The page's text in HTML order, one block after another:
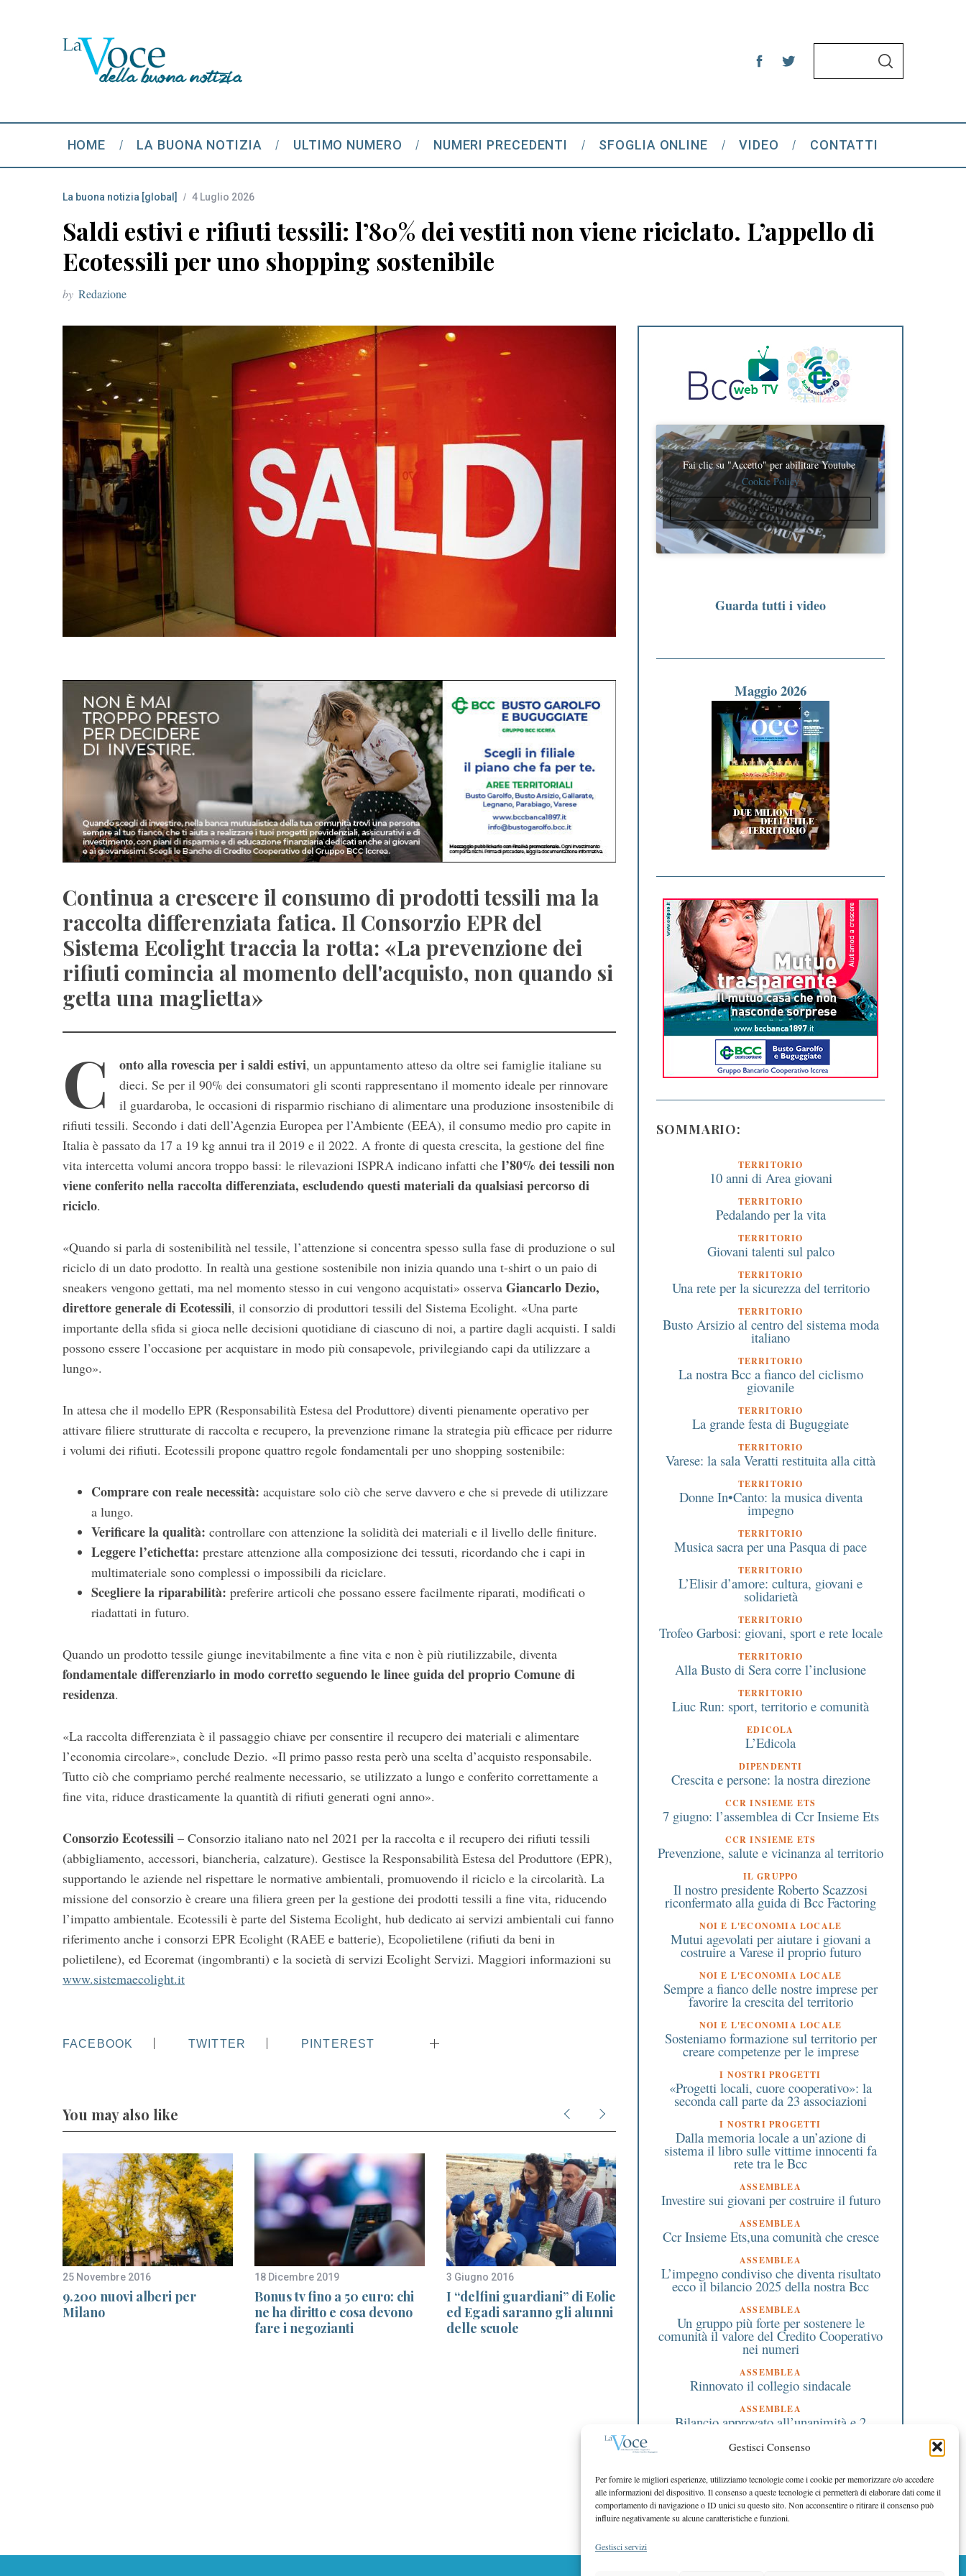
Gestisci Consenso
Per fornire le migliori esperienze, utilizziamo tecnologie come i cookie per memorizzare e/o accedere
alle informazioni del dispositivo. Il consenso a queste tecnologie ci permetterà di elaborare dati come il
comportamento di navigazione o ID unici su questo sito. Non acconsentire o ritirare il consenso può
influire negativamente su alcune caratteristiche e funzioni.
Gestisci servizi
h
f
:
S
HOME LA BUONA NOTIZIA ULTIMO NUMERO NUMERI PRECEDENTI SFOGLIA ONLINE VIDEO CONTATTI
La buona notizia [global] 4 Luglio 2026
Saldi estivi e rifiuti tessili: l’80% dei vestiti non viene riciclato. L’appello di
Ecotessili per uno shopping sostenibile
by Redazione
Continua a crescere il consumo di prodotti tessili ma la
raccolta differenziata fatica. Il Consorzio EPR del
Sistema Ecolight traccia la rotta: «La prevenzione dei
rifiuti comincia al momento dell'acquisto, non quando si
getta una maglietta»
C onto alla rovescia per i saldi estivi, un appuntamento atteso da oltre sei famiglie italiane su
dieci. Se per il 90% dei consumatori gli sconti rappresentano il momento ideale per rinnovare
il guardaroba, le occasioni di risparmio rischiano di alimentare una produzione insostenibile di
rifiuti tessili. Secondo i dati dell’Agenzia Europea per l’Ambiente (EEA), il consumo medio pro capite in
Italia è passato da 17 a 19 kg annui tra il 2019 e il 2022. A fronte di questa crescita, la gestione del fine
vita intercetta volumi ancora troppo bassi: le rilevazioni ISPRA indicano infatti che l’80% dei tessili non
viene conferito nella raccolta differenziata, escludendo questi materiali da qualsiasi percorso di
riciclo.
«Quando si parla di sostenibilità nel tessile, l’attenzione si concentra spesso sulla fase di produzione o sul
riciclo di un dato prodotto. In realtà una gestione sostenibile non inizia quando una t-shirt o un paio di
sneakers vengono gettati, ma nel momento stesso in cui vengono acquistati» osserva Giancarlo Dezio,
direttore generale di Ecotessili, il consorzio di produttori tessili del Sistema Ecolight. «Una parte
importante della sfida si gioca nelle decisioni quotidiane di ciascuno di noi, a partire dagli acquisti. I saldi
possono essere l’occasione per acquistare in modo più consapevole, privilegiando capi da utilizzare a
lungo».
In attesa che il modello EPR (Responsabilità Estesa del Produttore) diventi pienamente operativo per
attivare filiere strutturate di raccolta e recupero, la prevenzione rimane la strategia più efficace per ridurre
i volumi dei rifiuti. Ecotessili propone quattro regole fondamentali per uno shopping sostenibile:
Comprare con reale necessità: acquistare solo ciò che serve davvero e che si prevede di utilizzare
a lungo.
Verificare la qualità: controllare con attenzione la solidità dei materiali e il livello delle finiture.
Leggere l’etichetta: prestare attenzione alla composizione dei tessuti, ricordando che i capi in
multimateriale sono complessi o impossibili da riciclare.
Scegliere la riparabilità: preferire articoli che possano essere facilmente riparati, modificati o
riadattati in futuro.
Quando un prodotto tessile giunge inevitabilmente a fine vita e non è più riutilizzabile, diventa
fondamentale differenziarlo in modo corretto seguendo le linee guida del proprio Comune di
residenza.
«La raccolta differenziata è il passaggio chiave per consentire il recupero dei materiali e alimentare
l’economia circolare», conclude Dezio. «Il primo passo resta però una scelta d’acquisto responsabile.
Tutto ciò che compriamo perché realmente necessario, se utilizzato a lungo e conferito correttamente a
fine vita, riduce drasticamente la quantità di rifiuti generati ogni anno».
Consorzio Ecotessili – Consorzio italiano nato nel 2021 per la raccolta e il recupero dei rifiuti tessili
(abbigliamento, accessori, biancheria, calzature). Gestisce la Responsabilità Estesa del Produttore (EPR),
supportando le aziende nel rispettare le normative ambientali, promuovendo il riciclo e la circolarità. La
missione del consorzio è creare una filiera green per la gestione dei prodotti tessili a fine vita, riducendo
l’impatto ambientale. Ecotessili è parte del Sistema Ecolight, hub dedicato ai servizi ambientali cui fanno
riferimento anche i consorzi EPR Ecolight (RAEE e batterie), Ecopolietilene (rifiuti da beni in
polietilene), ed Ecoremat (ingombranti) e la società di servizi Ecolight Servizi. Maggiori informazioni su
www.sistemaecolight.it
FACEBOOK TWITTER PINTEREST
You may also like
25 Novembre 2016
9.200 nuovi alberi per
Milano
18 Dicembre 2019
Bonus tv fino a 50 euro: chi
ne ha diritto e cosa devono
fare i negozianti
3 Giugno 2016
I “delfini guardiani” di Eolie
ed Egadi saranno gli alunni
delle scuole
21 Ottobre 2024
Dalla Bcc di Busto Garolfo e
Buguggiate 10mila pasti
alla Casa della Carità
12 Marzo 2026
Registratori di cassa e
Fai clic su "Accetto" per abilitare Youtube
Cookie Policy
ACCETTO
Guarda tutti i video
Maggio 2026
SOMMARIO:
TERRITORIO
10 anni di Area giovani
TERRITORIO
Pedalando per la vita
TERRITORIO
Giovani talenti sul palco
TERRITORIO
Una rete per la sicurezza del territorio
TERRITORIO
Busto Arsizio al centro del sistema moda
italiano
TERRITORIO
La nostra Bcc a fianco del ciclismo
giovanile
TERRITORIO
La grande festa di Buguggiate
TERRITORIO
Varese: la sala Veratti restituita alla città
TERRITORIO
Donne In•Canto: la musica diventa
impegno
TERRITORIO
Musica sacra per una Pasqua di pace
TERRITORIO
L’Elisir d’amore: cultura, giovani e
solidarietà
TERRITORIO
Trofeo Garbosi: giovani, sport e rete locale
TERRITORIO
Alla Busto di Sera corre l’inclusione
TERRITORIO
Liuc Run: sport, territorio e comunità
EDICOLA
L’Edicola
DIPENDENTI
Crescita e persone: la nostra direzione
CCR INSIEME ETS
7 giugno: l’assemblea di Ccr Insieme Ets
CCR INSIEME ETS
Prevenzione, salute e vicinanza al territorio
IL GRUPPO
Il nostro presidente Roberto Scazzosi
riconfermato alla guida di Bcc Factoring
NOI E L'ECONOMIA LOCALE
Mutui agevolati per aiutare i giovani a
costruire a Varese il proprio futuro
NOI E L'ECONOMIA LOCALE
Sempre a fianco delle nostre imprese per
favorire la crescita del territorio
NOI E L'ECONOMIA LOCALE
Sosteniamo formazione sul territorio per
creare competenze per le imprese
I NOSTRI PROGETTI
«Progetti locali, cuore cooperativo»: la
seconda call parte da 23 associazioni
I NOSTRI PROGETTI
Dalla memoria locale a un’azione di
sistema il libro sulle vittime innocenti fa
rete tra le Bcc
ASSEMBLEA
Investire sui giovani per costruire il futuro
ASSEMBLEA
Ccr Insieme Ets,una comunità che cresce
ASSEMBLEA
L’impegno condiviso che diventa risultato
ecco il bilancio 2025 della nostra Bcc
ASSEMBLEA
Un gruppo più forte per sostenere le
comunità il valore del Credito Cooperativo
nei numeri
ASSEMBLEA
Rinnovato il collegio sindacale
ASSEMBLEA
Bilancio approvato all’unanimità e 2
EDITORIALE PRESIDENTE
Costruire futuro insieme
a
r
c
r
: